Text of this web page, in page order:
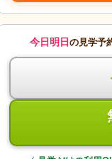
今日明日 の見学予